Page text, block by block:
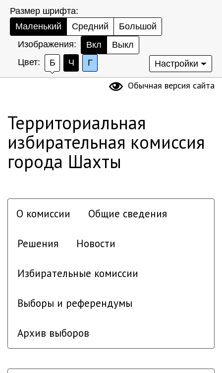
Размер шрифта:
Маленький
Средний
Большой
Изображения:
Вкл
Выкл
Цвет:
Б Ч Г Настройки
Обычная версия сайта
Территориальная
избирательная комиссия
города Шахты
О комиссии Общие сведения
Решения Новости
Избирательные комиссии
Выборы и референдумы
Архив выборов